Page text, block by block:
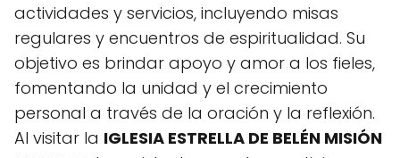
actividades y servicios, incluyendo misas
regulares y encuentros de espiritualidad. Su
objetivo es brindar apoyo y amor a los fieles,
fomentando la unidad y el crecimiento
personal a través de la oración y la reflexión.
Al visitar la IGLESIA ESTRELLA DE BELÉN MISIÓN